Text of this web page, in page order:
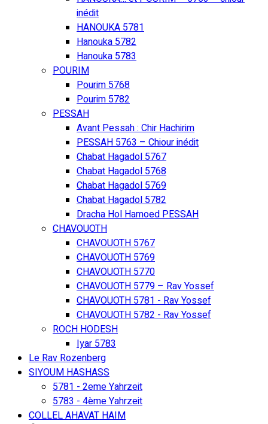
inédit
HANOUKA 5781
Hanouka 5782
Hanouka 5783
POURIM
Pourim 5768
Pourim 5782
PESSAH
Avant Pessah : Chir Hachirim
PESSAH 5763 – Chiour inédit
Chabat Hagadol 5767
Chabat Hagadol 5768
Chabat Hagadol 5769
Chabat Hagadol 5782
Dracha Hol Hamoed PESSAH
CHAVOUOTH
CHAVOUOTH 5767
CHAVOUOTH 5769
CHAVOUOTH 5770
CHAVOUOTH 5779 – Rav Yossef
CHAVOUOTH 5781 - Rav Yossef
CHAVOUOTH 5782 - Rav Yossef
ROCH HODESH
Iyar 5783
Le Rav Rozenberg
SIYOUM HASHASS
5781 - 2eme Yahrzeit
5783 - 4ème Yahrzeit
COLLEL AHAVAT HAIM